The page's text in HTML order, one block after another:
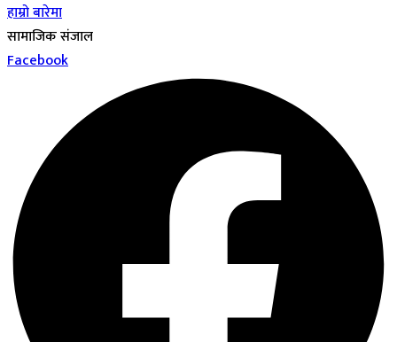
हाम्रो बारेमा
सामाजिक संजाल
Facebook